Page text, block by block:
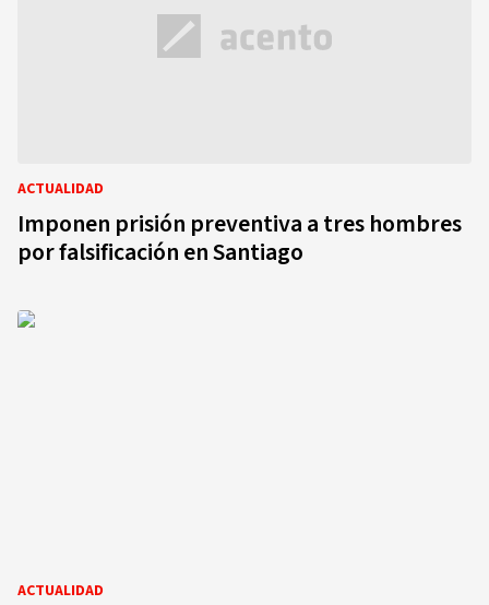
ACTUALIDAD
Imponen prisión preventiva a tres hombres
por falsificación en Santiago
ACTUALIDAD